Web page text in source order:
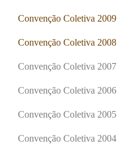
Convenção Coletiva 2009
Convenção Coletiva 2008
Convenção Coletiva 2007
Convenção Coletiva 2006
Convenção Coletiva 2005
Convenção Coletiva 2004